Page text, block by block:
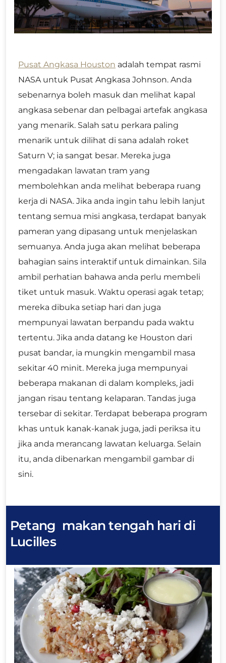
Pusat Angkasa Houston adalah tempat rasmi
NASA untuk Pusat Angkasa Johnson. Anda
sebenarnya boleh masuk dan melihat kapal
angkasa sebenar dan pelbagai artefak angkasa
yang menarik. Salah satu perkara paling
menarik untuk dilihat di sana adalah roket
Saturn V; ia sangat besar. Mereka juga
mengadakan lawatan tram yang
membolehkan anda melihat beberapa ruang
kerja di NASA. Jika anda ingin tahu lebih lanjut
tentang semua misi angkasa, terdapat banyak
pameran yang dipasang untuk menjelaskan
semuanya. Anda juga akan melihat beberapa
bahagian sains interaktif untuk dimainkan. Sila
ambil perhatian bahawa anda perlu membeli
tiket untuk masuk. Waktu operasi agak tetap;
mereka dibuka setiap hari dan juga
mempunyai lawatan berpandu pada waktu
tertentu. Jika anda datang ke Houston dari
pusat bandar, ia mungkin mengambil masa
sekitar 40 minit. Mereka juga mempunyai
beberapa makanan di dalam kompleks, jadi
jangan risau tentang kelaparan. Tandas juga
tersebar di sekitar. Terdapat beberapa program
khas untuk kanak-kanak juga, jadi periksa itu
jika anda merancang lawatan keluarga. Selain
itu, anda dibenarkan mengambil gambar di
sini.
Petang makan tengah hari di
Lucilles